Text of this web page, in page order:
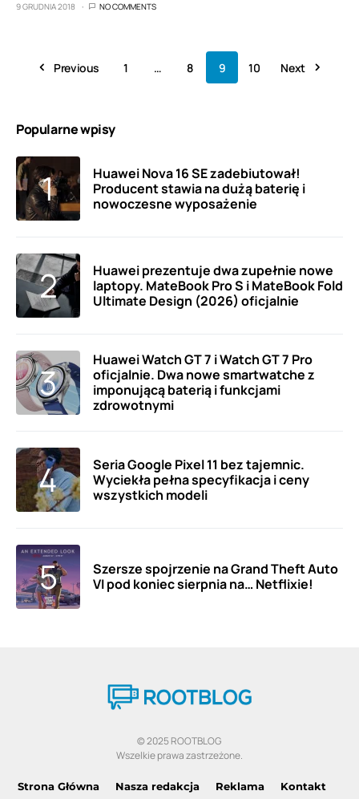
9 GRUDNIA 2018 NO COMMENTS
Previous 1 … 8 9 10 Next
Popularne wpisy
Huawei Nova 16 SE zadebiutował!
Producent stawia na dużą baterię i
nowoczesne wyposażenie
Huawei prezentuje dwa zupełnie nowe
laptopy. MateBook Pro S i MateBook Fold
Ultimate Design (2026) oficjalnie
Huawei Watch GT 7 i Watch GT 7 Pro
oficjalnie. Dwa nowe smartwatche z
imponującą baterią i funkcjami
zdrowotnymi
Seria Google Pixel 11 bez tajemnic.
Wyciekła pełna specyfikacja i ceny
wszystkich modeli
Szersze spojrzenie na Grand Theft Auto
VI pod koniec sierpnia na… Netflixie!
© 2025 ROOTBLOG
Wszelkie prawa zastrzeżone.
Strona Główna Nasza redakcja Reklama Kontakt